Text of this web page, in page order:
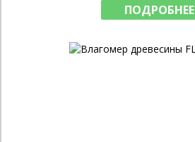
ПОДРОБНЕЕ